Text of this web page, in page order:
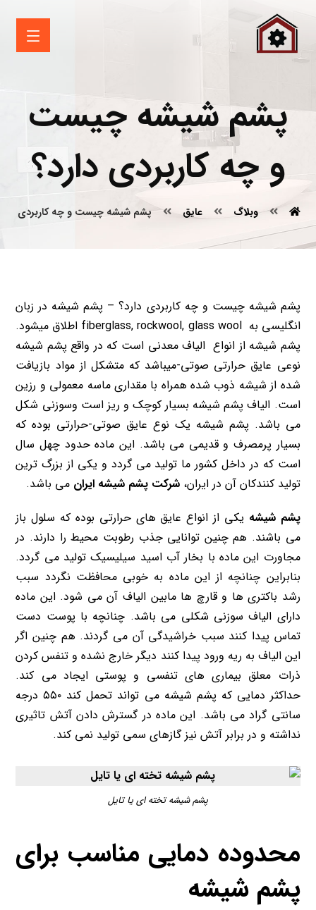
پشم شیشه چیست
و چه کاربردی دارد؟
وبلاگ عایق پشم شیشه چیست و چه کاربردی
پشم شیشه چیست و چه کاربردی دارد؟ – پشم شیشه در زبان
انگلیسی به fiberglass, rockwool, glass wool اطلاق میشود.
پشم شیشه از انواع الیاف معدنی است که در واقع پشم شیشه
نوعی عایق حرارتی صوتی-میباشد که متشکل از مواد بازیافت
شده از شیشه ذوب شده همراه با مقداری ماسه معمولی و رزین
است. الیاف پشم شیشه بسیار کوچک و ریز است وسوزنی شکل
می باشد. پشم شیشه یک نوع عایق صوتی-حرارتی بوده که
بسیار پرمصرف و قدیمی می باشد. این ماده حدود چهل سال
است که در داخل کشور ما تولید می گردد و یکی از بزرگ ترین
تولید کنندکان آن در ایران،شرکت پشم شیشه ایران می باشد.
پشم شیشه یکی از انواع عایق های حرارتی بوده که سلول باز
می باشند. هم چنین توانایی جذب رطوبت محیط را دارند. در
مجاورت این ماده با بخار آب اسید سیلیسیک تولید می گردد.
بنابراین چنانچه از این ماده به خوبی محافظت نگردد سبب
رشد باکتری ها و قارچ ها مابین الیاف آن می شود. این ماده
دارای الیاف سوزنی شکلی می باشد. چنانچه با پوست دست
تماس پیدا کنند سبب خراشیدگی آن می گردند. هم چنین اگر
این الیاف به ریه ورود پیدا کنند دیگر خارج نشده و تنفس کردن
ذرات معلق بیماری های تنفسی و پوستی ایجاد می کند.
حداکثر دمایی که پشم شیشه می تواند تحمل کند ۵۵۰ درجه
سانتی گراد می باشد. این ماده در گسترش دادن آتش تاثیری
نداشته و در برابر آتش نیز گازهای سمی تولید نمی کند.
پشم شیشه تخته ای یا تایل
محدوده دمایی مناسب برای
پشم شیشه